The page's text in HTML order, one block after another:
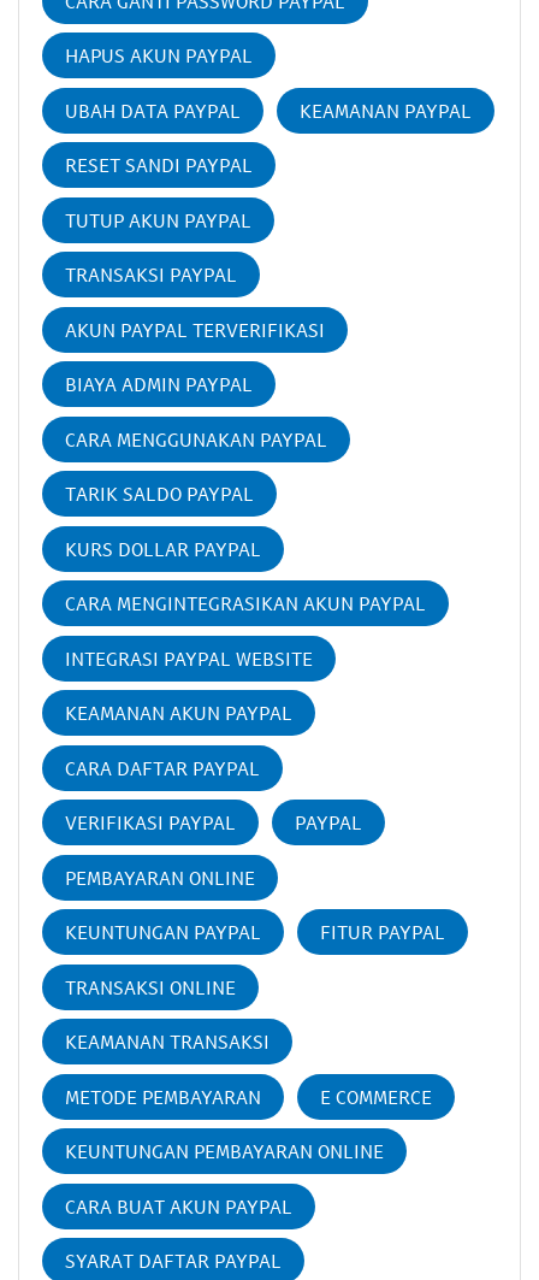
HAPUS AKUN PAYPAL
UBAH DATA PAYPAL KEAMANAN PAYPAL
RESET SANDI PAYPAL
TUTUP AKUN PAYPAL
TRANSAKSI PAYPAL
AKUN PAYPAL TERVERIFIKASI
BIAYA ADMIN PAYPAL
CARA MENGGUNAKAN PAYPAL
TARIK SALDO PAYPAL
KURS DOLLAR PAYPAL
CARA MENGINTEGRASIKAN AKUN PAYPAL
INTEGRASI PAYPAL WEBSITE
KEAMANAN AKUN PAYPAL
CARA DAFTAR PAYPAL
VERIFIKASI PAYPAL PAYPAL
PEMBAYARAN ONLINE
KEUNTUNGAN PAYPAL FITUR PAYPAL
TRANSAKSI ONLINE
KEAMANAN TRANSAKSI
METODE PEMBAYARAN E COMMERCE
KEUNTUNGAN PEMBAYARAN ONLINE
CARA BUAT AKUN PAYPAL
SYARAT DAFTAR PAYPAL